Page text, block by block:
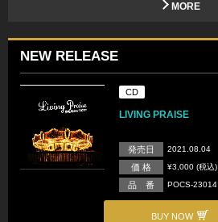
MORE
NEW RELEASE
CD
LIVING PRAISE
発売日 2021.08.04
価 格 ¥3,000 (税込)
品 番 POCS-23014
BUY NOW